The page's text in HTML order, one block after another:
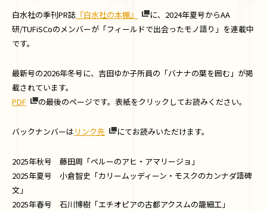
白水社の季刊PR誌 『白水社の本棚』
に、2024年夏号からAA
研/TUFiSCoのメンバーが「フィールドで出会ったモノ語り」を連載中
です。
最新号の2026年冬号に、吉田ゆか子所員の「バナナの葉を囲む」が掲
載されています。
PDF
の最後のページです。表紙をクリックしてお読みください。
バックナンバーはリンク先 にてお読みいただけます。
2025年秋号 藤田周「ペルーのアヒ・アマリージョ」
2025年夏号 小倉智史「カリームッディーン・モスクのカンナダ語碑
文」
2025年春号 石川博樹「エチオピアの古都アクスムの籠細工」